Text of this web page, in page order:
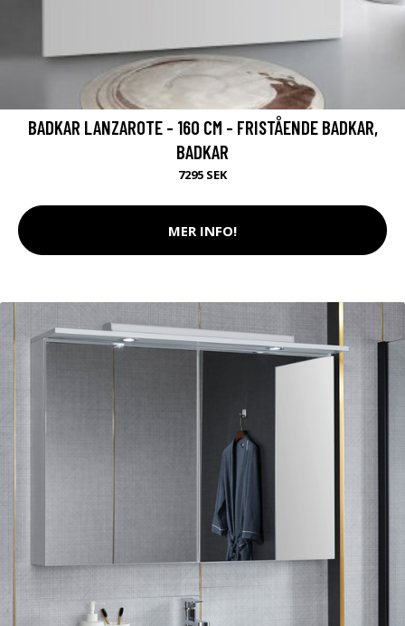
BADKAR LANZAROTE - 160 CM - FRISTÅENDE BADKAR,
BADKAR
7295 SEK
MER INFO!